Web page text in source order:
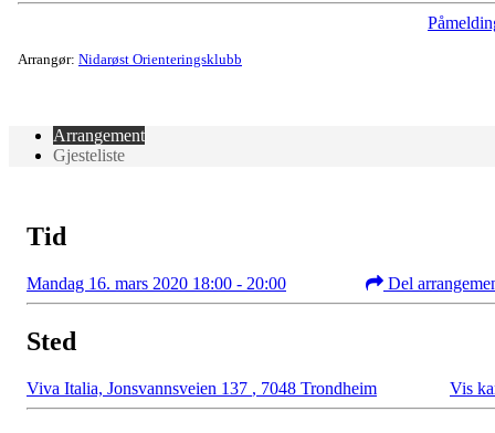
Arrangør: Nidarøst Orienteringsklubb
Arrangement
Gjesteliste
Tid
Mandag 16. mars 2020 18:00 - 20:00 Del
Sted
Viva Italia, Jonsvannsveien 137 , 7048 Trondheim Vis